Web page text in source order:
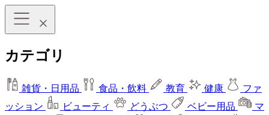
カテゴリ
雑貨・日用品 食品・飲料 教育 健康
ファ
ッション
ビューティ どうぶつ ベビー用品
マ